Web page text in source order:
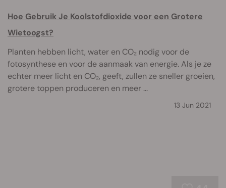
Hoe Gebruik Je Koolstofdioxide voor een Grotere
Wietoogst?
Planten hebben licht, water en CO₂ nodig voor de
fotosynthese en voor de aanmaak van energie. Als je ze
echter meer licht en CO₂, geeft, zullen ze sneller groeien,
grotere toppen produceren en meer ...
13 Jun 2021